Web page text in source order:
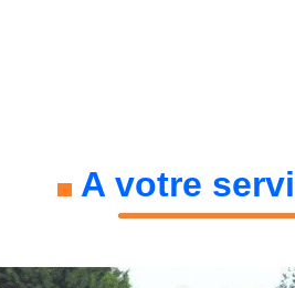
A votre